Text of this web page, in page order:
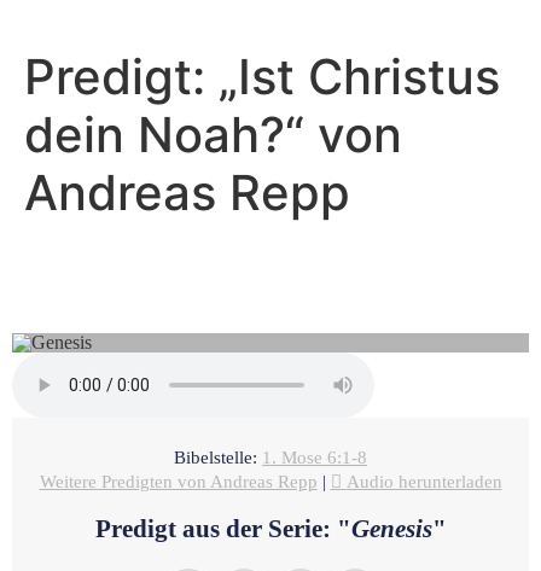
Predigt: „Ist Christus
dein Noah?“ von
Andreas Repp
Bibelstelle: 1. Mose 6:1-8
Weitere Predigten von Andreas Repp | Audio herunterladen
Predigt aus der Serie: "Genesis"